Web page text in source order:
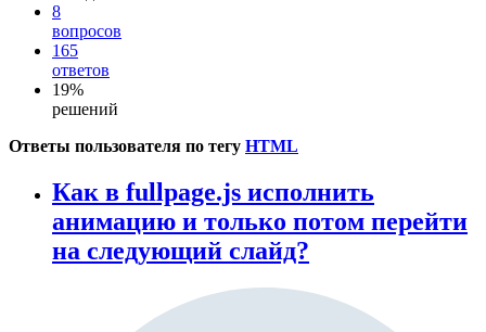
8
вопросов
165
ответов
19%
решений
Ответы пользователя по тегу HTML
Как в fullpage.js исполнить
анимацию и только потом перейти
на следующий слайд?